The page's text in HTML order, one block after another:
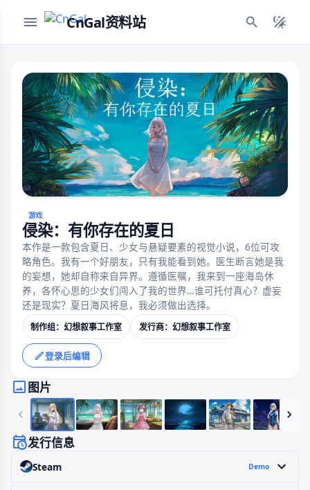
CnGal资料站
游戏
侵染：有你存在的夏日
本作是一款包含夏日、少女与悬疑要素的视觉小说，6位可攻
略角色。我有一个好朋友，只有我能看到她。医生断言她是我
的妄想，她却自称来自异界。遵循医嘱，我来到一座海岛休
养，各怀心思的少女们闯入了我的世界…谁可托付真心？虚妄
还是现实？夏日海风将息，我必须做出选择。
制作组：幻想叙事工作室 发行商：幻想叙事工作室
登录后编辑
图片
发行信息
Steam Demo